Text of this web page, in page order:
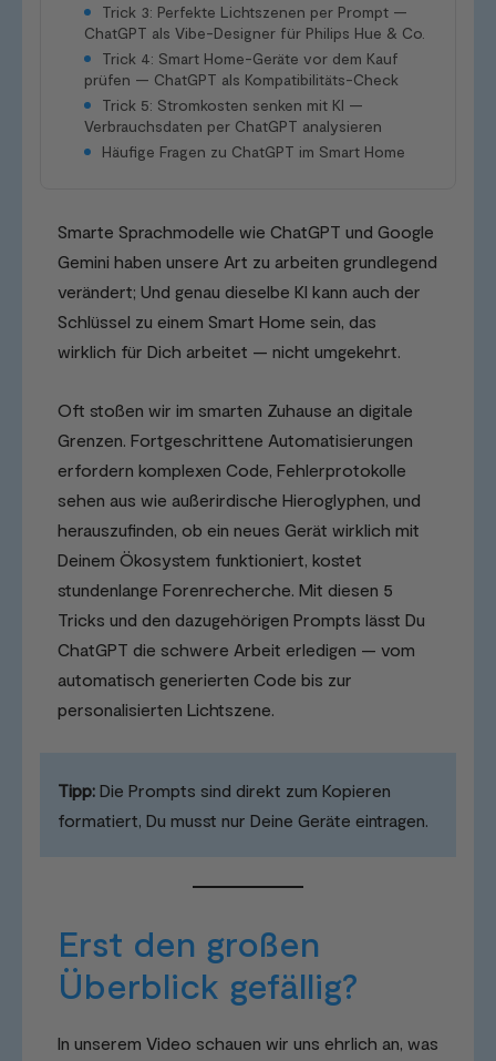
Trick 3: Perfekte Lichtszenen per Prompt —
ChatGPT als Vibe-Designer für Philips Hue & Co.
Trick 4: Smart Home-Geräte vor dem Kauf
prüfen — ChatGPT als Kompatibilitäts-Check
Trick 5: Stromkosten senken mit KI —
Verbrauchsdaten per ChatGPT analysieren
Häufige Fragen zu ChatGPT im Smart Home
Smarte Sprachmodelle wie ChatGPT und Google
Gemini haben unsere Art zu arbeiten grundlegend
verändert; Und genau dieselbe KI kann auch der
Schlüssel zu einem Smart Home sein, das
wirklich für Dich arbeitet — nicht umgekehrt.
Oft stoßen wir im smarten Zuhause an digitale
Grenzen. Fortgeschrittene Automatisierungen
erfordern komplexen Code, Fehlerprotokolle
sehen aus wie außerirdische Hieroglyphen, und
herauszufinden, ob ein neues Gerät wirklich mit
Deinem Ökosystem funktioniert, kostet
stundenlange Forenrecherche. Mit diesen 5
Tricks und den dazugehörigen Prompts lässt Du
ChatGPT die schwere Arbeit erledigen — vom
automatisch generierten Code bis zur
personalisierten Lichtszene.
Tipp: Die Prompts sind direkt zum Kopieren
formatiert, Du musst nur Deine Geräte eintragen.
Erst den großen
Überblick gefällig?
In unserem Video schauen wir uns ehrlich an, was